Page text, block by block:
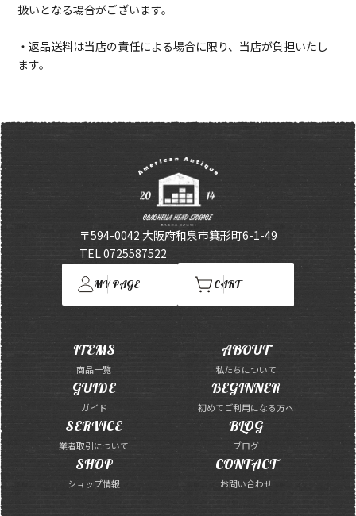
扱いとなる場合がございます。
・返品送料は当店の責任による場合に限り、当店が負担いたし
ます。
〒594-0042 大阪府和泉市箕形町6-1-49
TEL 0725587522
MY PAGE CART
ITEMS
商品一覧
ABOUT
私たちについて
GUIDE
ガイド
BEGINNER
初めてご利用になる方へ
SERVICE
業者取引について
BLOG
ブログ
SHOP
ショップ情報
CONTACT
お問い合わせ